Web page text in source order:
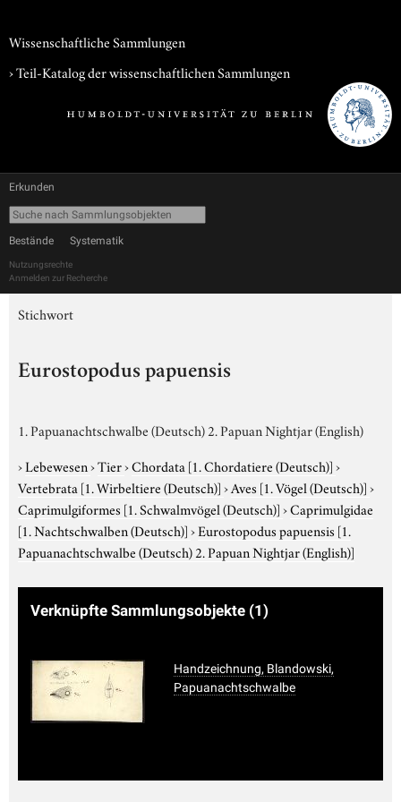
Wissenschaftliche Sammlungen
› Teil-Katalog der wissenschaftlichen Sammlungen
Erkunden
Bestände Systematik
Nutzungsrechte
Anmelden zur Recherche
Stichwort
Eurostopodus papuensis
1. Papuanachtschwalbe (Deutsch) 2. Papuan Nightjar (English)
›Lebewesen›Tier›Chordata [1. Chordatiere (Deutsch)]›
Vertebrata [1. Wirbeltiere (Deutsch)]›Aves [1. Vögel (Deutsch)]›
Caprimulgiformes [1. Schwalmvögel (Deutsch)]›Caprimulgidae
[1. Nachtschwalben (Deutsch)]›Eurostopodus papuensis [1.
Papuanachtschwalbe (Deutsch) 2. Papuan Nightjar (English)]
Verknüpfte Sammlungsobjekte (1)
Handzeichnung, Blandowski,
Papuanachtschwalbe